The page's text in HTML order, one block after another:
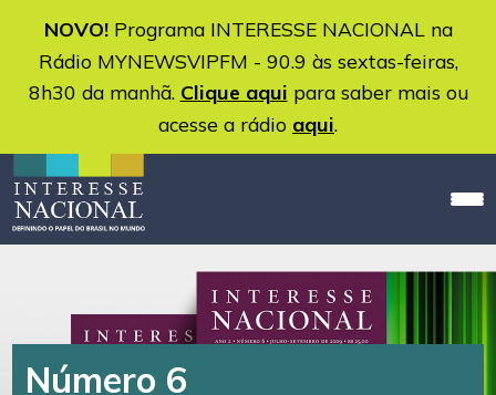
NOVO!Programa INTERESSE NACIONAL na
Rádio MYNEWSVIPFM - 90.9 às sextas-feiras,
8h30 da manhã. Clique aqui para saber mais ou
acesse a rádio aqui.
Número 6